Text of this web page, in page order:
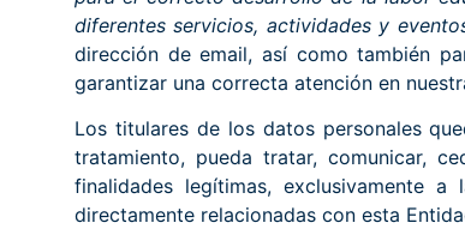
diferentes servicios, actividades y
dirección de email, así como también
garantizar una correcta atención en
Los titulares de los datos personales
tratamiento, pueda tratar, comunicar,
finalidades legítimas, exclusivamente
directamente relacionadas con esta